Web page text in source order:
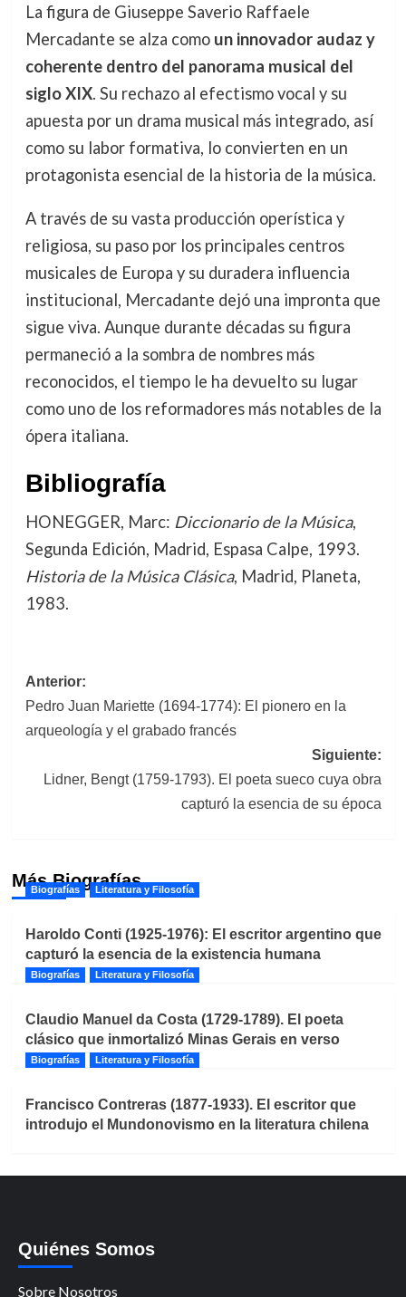
La figura de Giuseppe Saverio Raffaele
Mercadante se alza como un innovador audaz y
coherente dentro del panorama musical del
siglo XIX. Su rechazo al efectismo vocal y su
apuesta por un drama musical más integrado, así
como su labor formativa, lo convierten en un
protagonista esencial de la historia de la música.
A través de su vasta producción operística y
religiosa, su paso por los principales centros
musicales de Europa y su duradera influencia
institucional, Mercadante dejó una impronta que
sigue viva. Aunque durante décadas su figura
permaneció a la sombra de nombres más
reconocidos, el tiempo le ha devuelto su lugar
como uno de los reformadores más notables de la
ópera italiana.
Bibliografía
HONEGGER, Marc: Diccionario de la Música,
Segunda Edición, Madrid, Espasa Calpe, 1993.
Historia de la Música Clásica, Madrid, Planeta,
1983.
Navegación
de
Anterior:
Pedro Juan Mariette (1694-1774): El pionero en la
arqueología y el grabado francés
Siguiente:
Lidner, Bengt (1759-1793). El poeta sueco cuya obra
capturó la esencia de su época
Más Biografías
Biografías Literatura y Filosofía
Haroldo Conti (1925-1976): El escritor argentino que
capturó la esencia de la existencia humana
Biografías Literatura y Filosofía
Claudio Manuel da Costa (1729-1789). El poeta
clásico que inmortalizó Minas Gerais en verso
Biografías Literatura y Filosofía
Francisco Contreras (1877-1933). El escritor que
introdujo el Mundonovismo en la literatura chilena
Quiénes Somos
Sobre Nosotros